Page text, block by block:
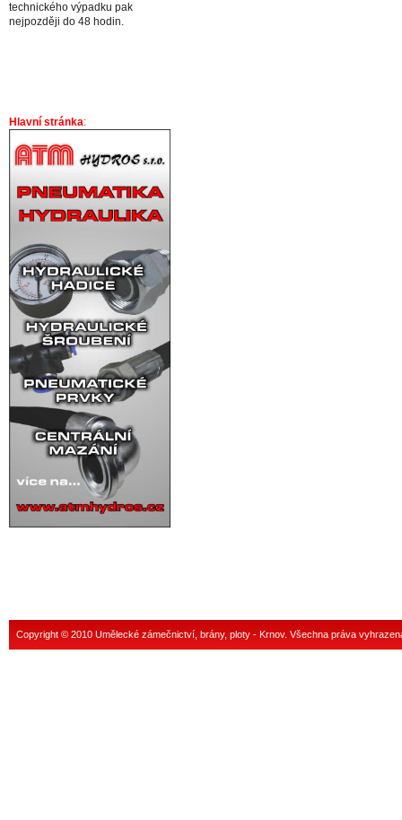
technického výpadku pak
nejpozději do 48 hodin.
Hlavní stránka:
Copyright © 2010 Umělecké zámečnictví, brány, ploty - Krnov. Všechna práva